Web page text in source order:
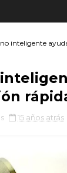
inteligente
15 años atrás